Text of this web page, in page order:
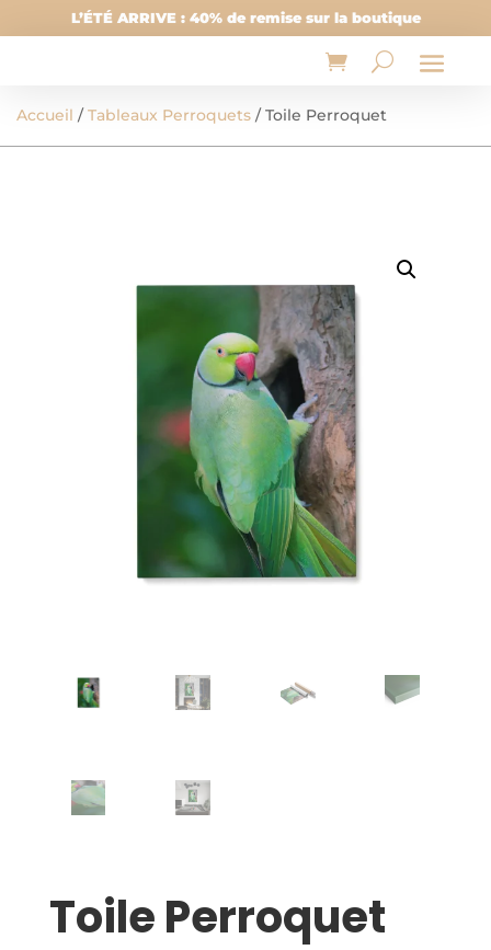
L’ÉTÉ ARRIVE : 40% de remise sur la boutique
Accueil /Tableaux Perroquets / Toile Perroquet
Toile Perroquet